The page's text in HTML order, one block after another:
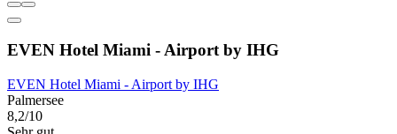
EVEN Hotel Miami - Airport by IHG
EVEN Hotel Miami - Airport by IHG
Palmersee
8,2/10